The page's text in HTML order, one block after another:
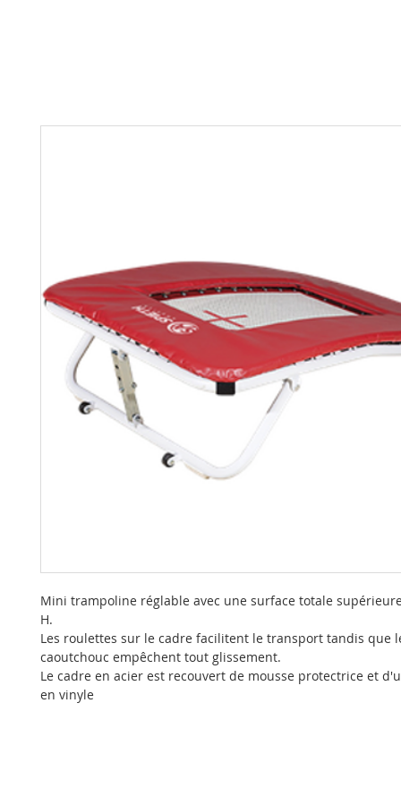
Mini trampoline réglable avec une surface totale supérieure
H.
Les roulettes sur le cadre facilitent le transport tandis que
caoutchouc empêchent tout glissement.
Le cadre en acier est recouvert de mousse protectrice et
en vinyle